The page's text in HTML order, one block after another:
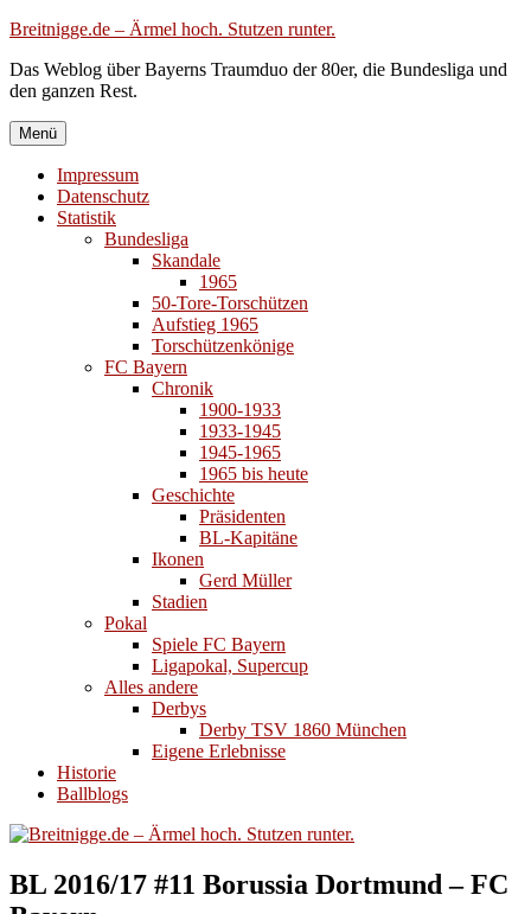
Zum
springen
Breitnigge.de – Ärmel hoch. Stutzen runter.
Das Weblog über Bayerns Traumduo der 80er, die Bundesliga und
den ganzen Rest.
Menü
Impressum
Datenschutz
Statistik
Bundesliga
Skandale
1965
50-Tore-Torschützen
Aufstieg 1965
Torschützenkönige
FC Bayern
Chronik
1900-1933
1933-1945
1945-1965
1965 bis heute
Geschichte
Präsidenten
BL-Kapitäne
Ikonen
Gerd Müller
Stadien
Pokal
Spiele FC Bayern
Ligapokal, Supercup
Alles andere
Derbys
Derby TSV 1860 München
Eigene Erlebnisse
Historie
Ballblogs
BL 2016/17 #11 Borussia Dortmund – FC